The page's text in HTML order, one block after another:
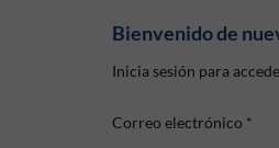
Bienvenido de
Inicia sesión para
Correo electrónico *